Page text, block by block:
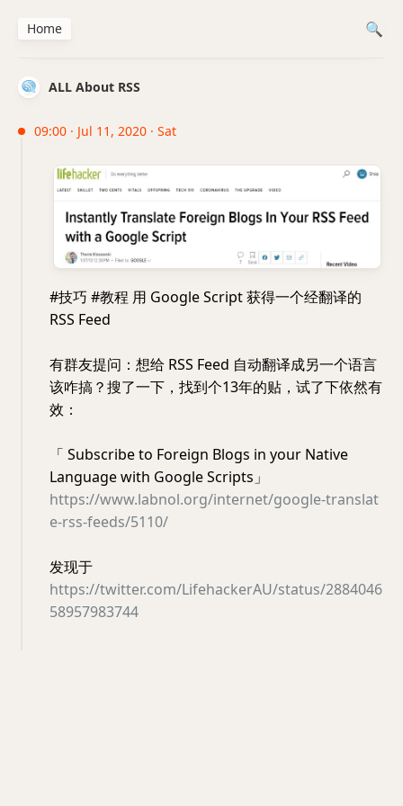
ALL About RSS
09:00 · Jul 11, 2020 · Sat
#技巧 #教程 用 Google Script 获得一个经翻译的
RSS Feed
有群友提问：想给 RSS Feed 自动翻译成另一个语言
该咋搞？搜了一下，找到个13年的贴，试了下依然有
效：
「 Subscribe to Foreign Blogs in your Native
Language with Google Scripts」
https://www.labnol.org/internet/google-translat
e-rss-feeds/5110/
发现于
https://twitter.com/LifehackerAU/status/2884046
58957983744
Home